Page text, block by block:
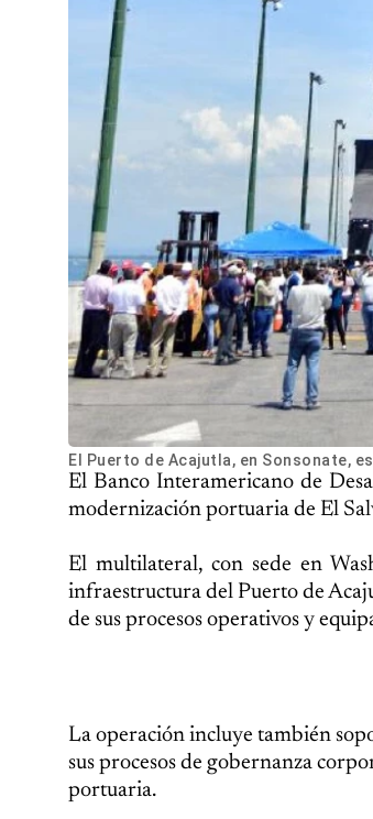
El Puerto de Acajutla, en Sonsonate,
El Banco Interamericano de
modernización portuaria de El
El multilateral, con sede en
infraestructura del Puerto de
de sus procesos operativos y
La operación incluye también
sus procesos de gobernanza
portuaria.